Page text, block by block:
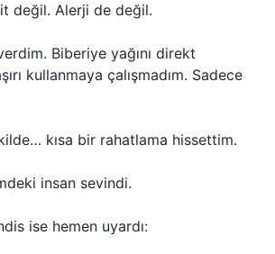
değil. Alerji de değil.
Biberiye yağını direkt
kullanmaya çalışmadım. Sadece
kısa bir rahatlama hissettim.
insan sevindi.
ise hemen uyardı: